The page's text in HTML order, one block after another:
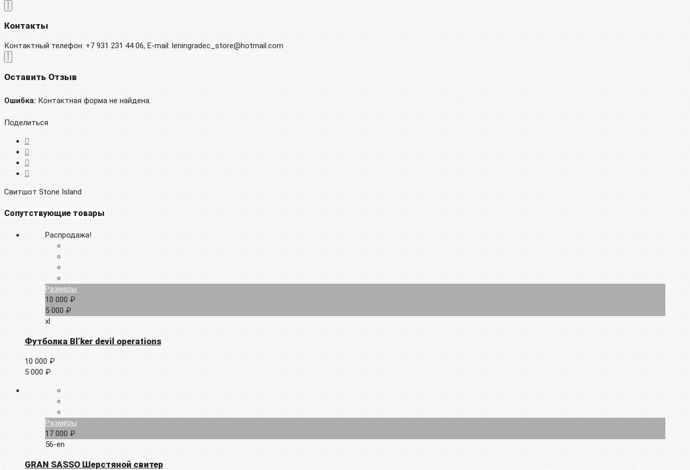
Контакты
Контактный телефон: +7 931 231 44 06, E-mail: leningradec_store@hotmail.com
Оставить Отзыв
Ошибка: Контактная форма не найдена.
Поделиться
Свитшот Stone Island
Сопутствующие товары
Распродажа!
Размеры
10 000 ₽
5 000 ₽
xl
Футболка Bl’ker devil operations
10 000 ₽
5 000 ₽
Размеры
17 000 ₽
56-en
GRAN SASSO Шерстяной свитер